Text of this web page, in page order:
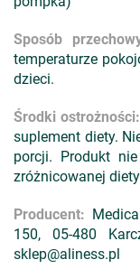
Sposób
temperaturze
dzieci.
Środki ostrożności:
suplement diety.
porcji. Produkt
zróżnicowanej
Producent:
150, 05-480
sklep@aliness.pl